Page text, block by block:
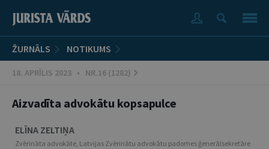
ŽURNĀLS NOTIKUMS
18. APRĪLIS 2023 • NR.16 (1282)
Aizvadīta advokātu kopsapulce
ELĪNA ZELTIŅA
Zvērināta advokāte, Latvijas Zvērinātu advokātu padomes ģenerālsekretāre